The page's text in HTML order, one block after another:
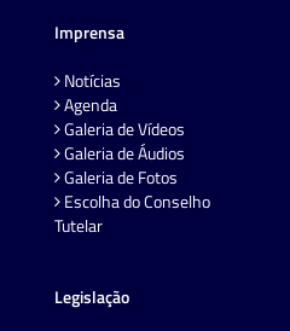
Imprensa
Notícias
Agenda
Galeria de Vídeos
Galeria de Áudios
Galeria de Fotos
Escolha do Conselho
Tutelar
Legislação